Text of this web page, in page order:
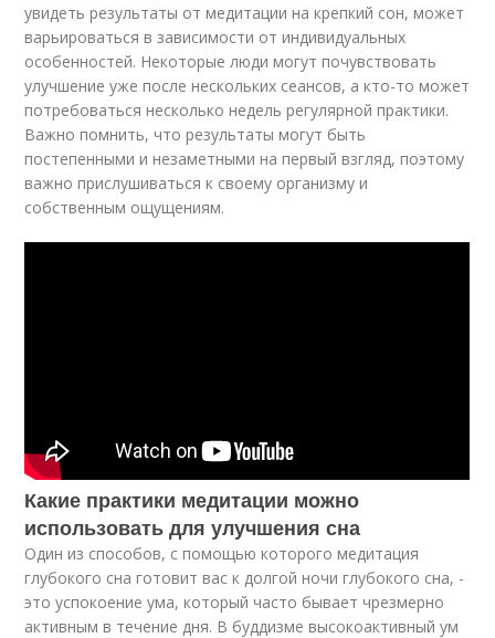
увидеть результаты от медитации на крепкий сон, может
варьироваться в зависимости от индивидуальных
особенностей. Некоторые люди могут почувствовать
улучшение уже после нескольких сеансов, а кто-то может
потребоваться несколько недель регулярной практики.
Важно помнить, что результаты могут быть
постепенными и незаметными на первый взгляд, поэтому
важно прислушиваться к своему организму и
собственным ощущениям.
Какие практики медитации можно
использовать для улучшения сна
Один из способов, с помощью которого медитация
глубокого сна готовит вас к долгой ночи глубокого сна, -
это успокоение ума, который часто бывает чрезмерно
активным в течение дня. В буддизме высокоактивный ум